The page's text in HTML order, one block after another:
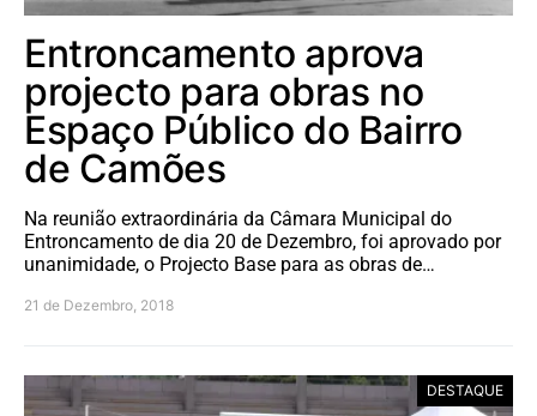
Entroncamento aprova
projecto para obras no
Espaço Público do Bairro
de Camões
Na reunião extraordinária da Câmara Municipal do
Entroncamento de dia 20 de Dezembro, foi aprovado por
unanimidade, o Projecto Base para as obras de…
21 de Dezembro, 2018
DESTAQUE